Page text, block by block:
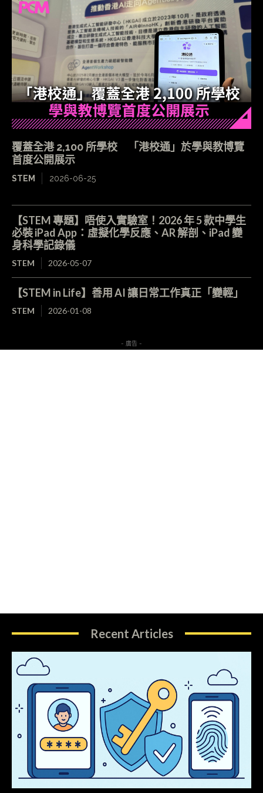
覆蓋全港 2,100 所學校 「港校通」於學與教博覽
首度公開展示
STEM 2026-06-25
【STEM 專題】唔使入實驗室！2026 年 5 款中學生
必裝 iPad App：虛擬化學反應、AR 解剖、iPad 變
身科學記錄儀
STEM 2026-05-07
【STEM in Life】善用 AI 讓日常工作真正「變輕」
STEM 2026-01-08
- 廣告 -
Recent Articles